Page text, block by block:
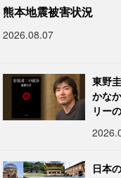
熊本地震被害状況
2026.08.07
東野
かな
リー
日本